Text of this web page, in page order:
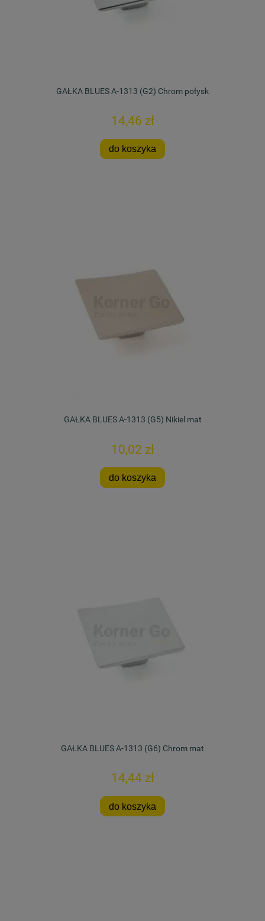
GAŁKA BLUES A-1313 (G2) Chrom połysk
14,46 zł
do koszyka
GAŁKA BLUES A-1313 (G5) Nikiel mat
10,02 zł
do koszyka
GAŁKA BLUES A-1313 (G6) Chrom mat
14,44 zł
do koszyka